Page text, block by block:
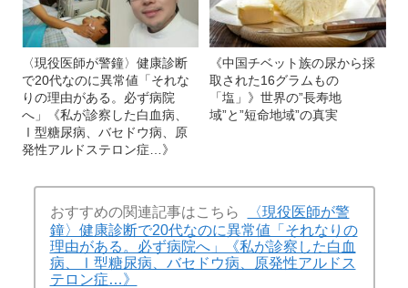
〈現役医師が警鐘〉健康診断
で20代なのに異常値「それな
りの理由がある。必ず病院
へ」《私が診察した白血病、
Ⅰ型糖尿病、バセドウ病、原
発性アルドステロン症…》
《中国チベット族の尿から採
取された16グラムもの
「塩」》世界の”長寿地
域”と”短命地域”の真実
おすすめの関連記事はこちら
〈現役医師が警
鐘〉健康診断で20代なのに異常値「それなりの
理由がある。必ず病院へ」《私が診察した白血
病、Ⅰ型糖尿病、バセドウ病、原発性アルドス
テロン症…》